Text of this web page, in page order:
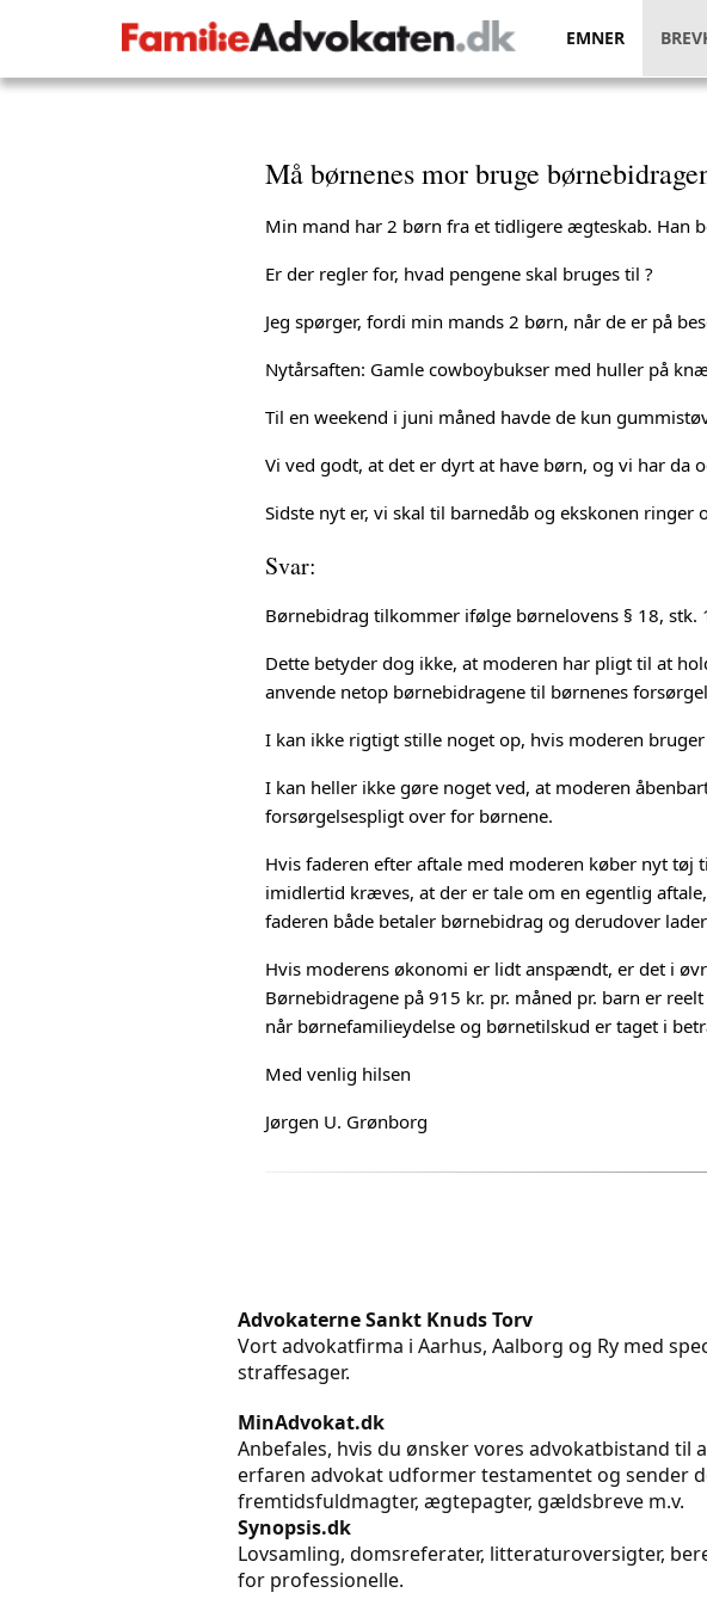
EMNER
Må børnenes mor bruge
Min mand har 2 børn fra et tidligere ægteskab. Han
Er der regler for, hvad pengene skal bruges til ?
Jeg spørger, fordi min mands 2 børn, når de er på
Nytårsaften: Gamle cowboybukser med huller på
Til en weekend i juni måned havde de kun
Vi ved godt, at det er dyrt at have børn, og vi har
Sidste nyt er, vi skal til barnedåb og ekskonen
Svar:
Børnebidrag tilkommer ifølge børnelovens § 18, stk.
Dette betyder dog ikke, at moderen har pligt til at
anvende netop børnebidragene til børnenes
I kan ikke rigtigt stille noget op, hvis moderen
I kan heller ikke gøre noget ved, at moderen
forsørgelsespligt over for børnene.
Hvis faderen efter aftale med moderen køber nyt
imidlertid kræves, at der er tale om en egentlig
faderen både betaler børnebidrag og derudover
Hvis moderens økonomi er lidt anspændt, er det i
Børnebidragene på 915 kr. pr. måned pr. barn er
når børnefamilieydelse og børnetilskud er taget i
Med venlig hilsen
Jørgen U. Grønborg
Advokaterne Sankt Knuds Torv
Vort advokatfirma i Aarhus, Aalborg og Ry med
straffesager.
MinAdvokat.dk
Anbefales, hvis du ønsker vores advokatbistand
erfaren advokat udformer testamentet og sender
fremtidsfuldmagter, ægtepagter, gældsbreve m.v.
Synopsis.dk
Lovsamling, domsreferater, litteraturoversigter,
for professionelle.